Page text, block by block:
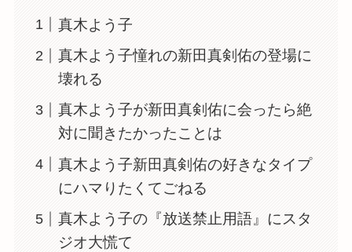
真木よう子
真木よう子憧れの新田真剣佑の登場に
壊れる
真木よう子が新田真剣佑に会ったら絶
対に聞きたかったことは
真木よう子新田真剣佑の好きなタイプ
にハマりたくてごねる
真木よう子の『放送禁止用語』にスタ
ジオ大慌て